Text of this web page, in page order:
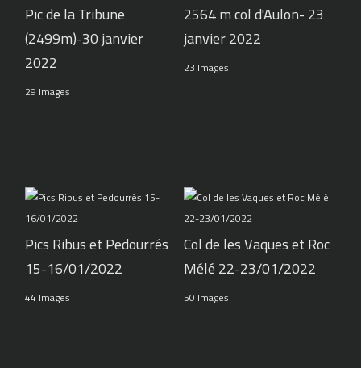
Pic de la Tribune
(2499m)-30 janvier
2022
29 Images
2564 m col d'Aulon- 23
janvier 2022
23 Images
Pics Ribus et Pedourrés
15-16/01/2022
44 Images
Col de les Vaques et Roc
Mélé 22-23/01/2022
50 Images